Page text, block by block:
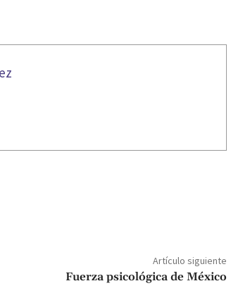
Artículo siguiente
Fuerza psicológica de México